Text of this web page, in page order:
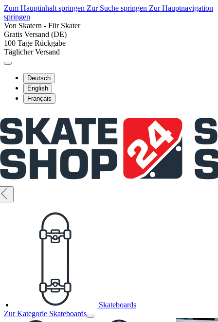
Zum Hauptinhalt springen Zur Suche springen Zur Hauptnavigation
springen
Von Skatern - Für Skater
Gratis Versand (DE)
100 Tage Rückgabe
Täglicher Versand
Deutsch
English
Français
Skateboards
Zur Kategorie Skateboards